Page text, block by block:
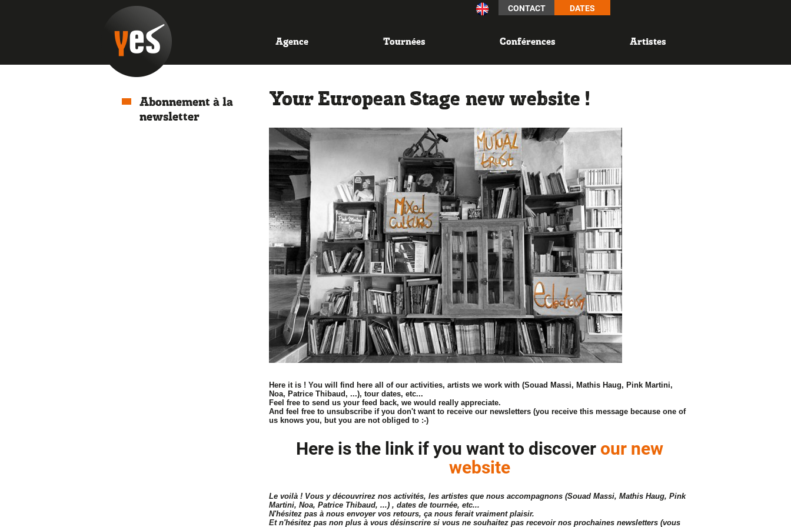
Your European Stage new website !
Here it is ! You will find here all of our activities, artists we work with (Souad Massi, Mathis Haug, Pink Martini,
Noa, Patrice Thibaud, ...), tour dates, etc...
Feel free to send us your feed back, we would really appreciate.
And feel free to unsubscribe if you don't want to receive our newsletters (you receive this message because one of
us knows you, but you are not obliged to :-)
Here is the link if you want to discover our new
website
Le voilà ! Vous y découvrirez nos activités, les artistes que nous accompagnons (Souad Massi, Mathis Haug, Pink
Martini, Noa, Patrice Thibaud, ...) , dates de tournée, etc...
N'hésitez pas à nous envoyer vos retours, ça nous ferait vraiment plaisir.
Et n'hésitez pas non plus à vous désinscrire si vous ne souhaitez pas recevoir nos prochaines newsletters (vous
Agence Tournées Conférences Artistes
CONTACT DATES
Abonnement à la
newsletter